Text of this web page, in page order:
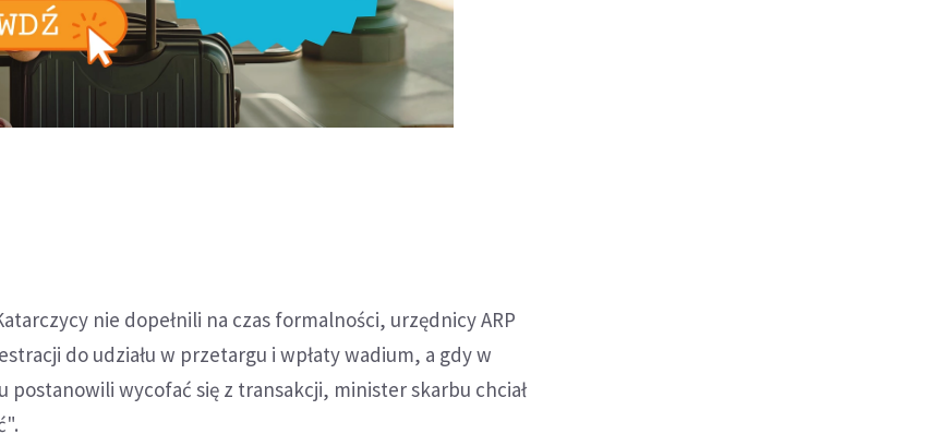
nie dopełnili na czas formalności, urzędnicy ARP
do udziału w przetargu i wpłaty wadium, a gdy w
postanowili wycofać się z transakcji, minister skarbu chciał